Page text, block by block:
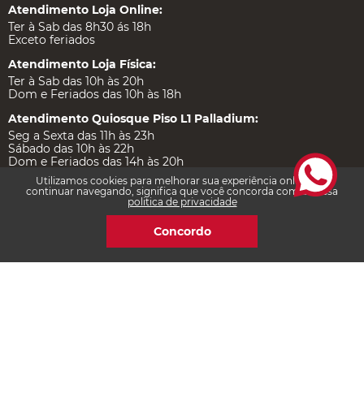
Utilizamos cookies para melhorar sua experiência online. Ao
continuar navegando, significa que você concorda com a nossa
politica de privacidade
Concordo
Atendimento Loja Online:
Ter à Sab das 8h30 ás 18h
Exceto feriados
Atendimento Loja Física:
Ter à Sab das 10h às 20h
Dom e Feriados das 10h às 18h
Atendimento Quiosque Piso L1 Palladium:
Seg a Sexta das 11h às 23h
Sábado das 10h às 22h
Dom e Feriados das 14h às 20h